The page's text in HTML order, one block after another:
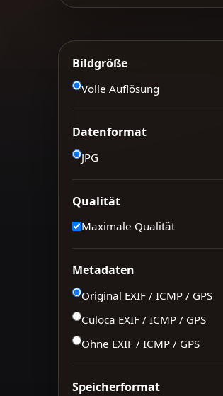
Bildgröße
Volle Auflösung
Datenformat
JPG
Qualität
Maximale Qualität
Metadaten
Original EXIF / ICMP / GPS
Culoca EXIF / ICMP / GPS
Ohne EXIF / ICMP / GPS
Speicherformat